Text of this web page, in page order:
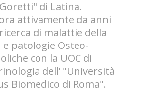
di Latina.
attivamente da anni
di malattie della
patologie Osteo-
con la UOC di
dell’ "Università
Biomedico di Roma".